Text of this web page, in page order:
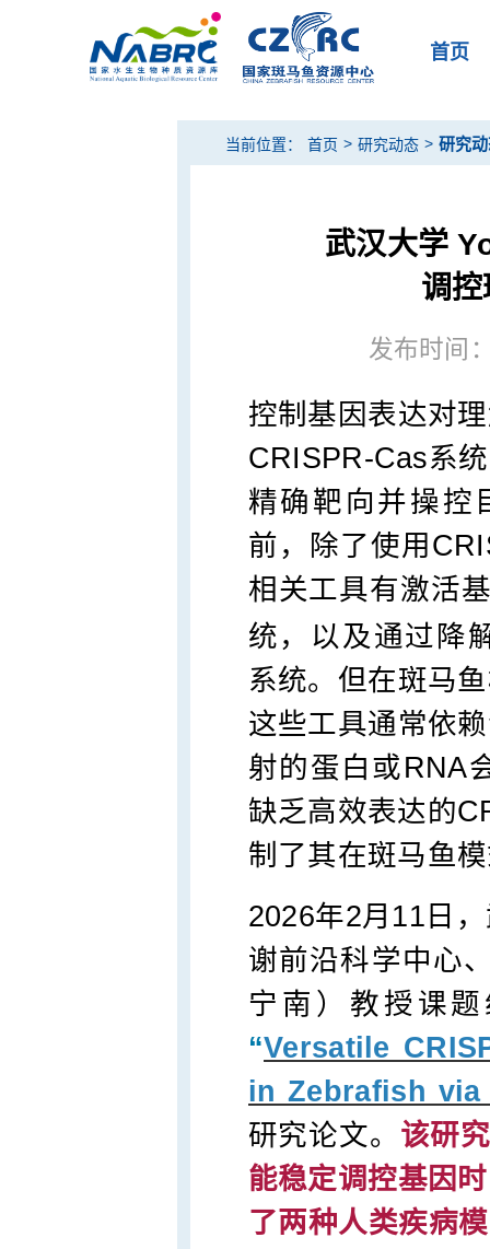
首页
当前位置： 首页 > 研究动态 > 研究
武汉大学
调
发布时间
控制基因表达对
CRISPR-Cas系
精确靶向并操控
前，除了使用
相关工具有激活
统，以及通过降
系统。但在斑马
这些工具通常依
射的蛋白或RNA
缺乏高效表达的
制了其在斑马鱼
2026年2月11日
谢前沿科学中心
宁南）教授课
“Versatile
in Zebrafish via
研究论文。 该研
能稳定调控基因
了两种人类疾病